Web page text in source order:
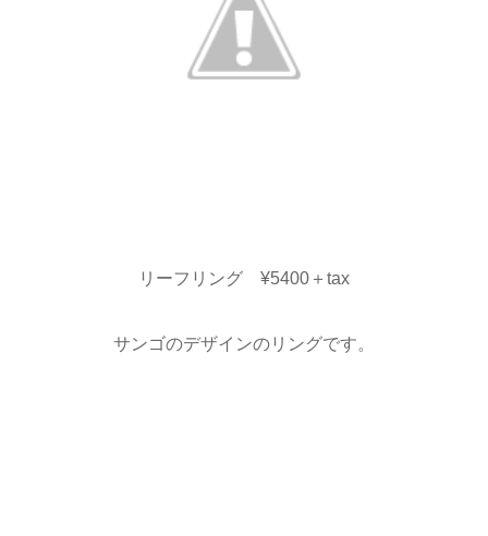
リーフリング ¥5400＋tax
サンゴのデザインのリングです。